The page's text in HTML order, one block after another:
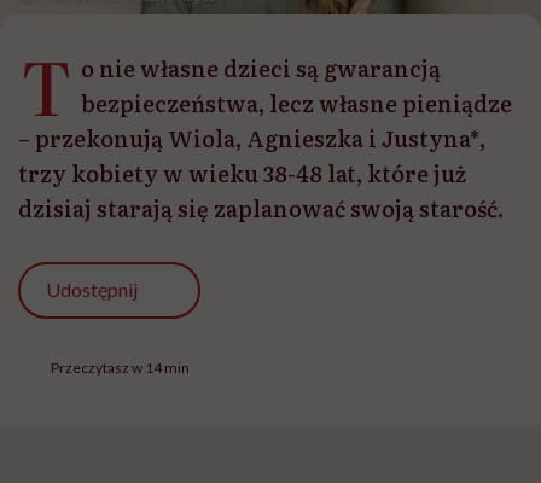
T o nie własne dzieci są gwarancją
bezpieczeństwa, lecz własne pieniądze
– przekonują Wiola, Agnieszka i Justyna*,
trzy kobiety w wieku 38-48 lat, które już
dzisiaj starają się zaplanować swoją starość.
Udostępnij
Przeczytasz w 14 min